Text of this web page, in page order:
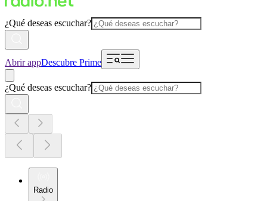
¿Qué deseas escuchar?
Abrir appDescubre Prime
¿Qué deseas escuchar?
Radio